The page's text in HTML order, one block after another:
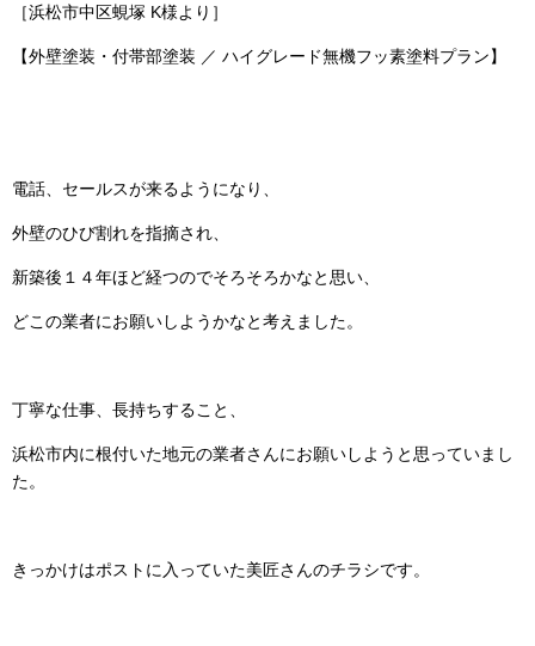
［浜松市中区蜆塚 K様より］
【外壁塗装・付帯部塗装 ／ ハイグレード無機フッ素塗料プラン】
電話、セールスが来るようになり、
外壁のひび割れを指摘され、
新築後１４年ほど経つのでそろそろかなと思い、
どこの業者にお願いしようかなと考えました。
丁寧な仕事、長持ちすること、
浜松市内に根付いた地元の業者さんにお願いしようと思っていまし
た。
きっかけはポストに入っていた美匠さんのチラシです。